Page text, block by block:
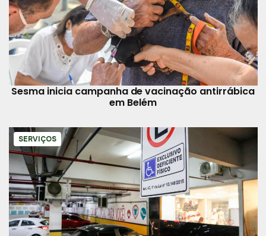
Sesma inicia campanha de vacinação antirrábica
em Belém
SERVIÇOS